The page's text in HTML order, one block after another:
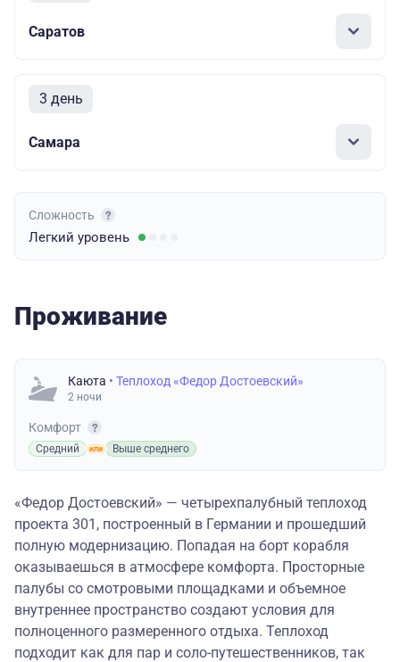
Саратов
3 день
Самара
Сложность
Легкий уровень
Проживание
Каюта • Теплоход «Федор Достоевский»
2 ночи
Комфорт
Средний Выше среднего
«Федор Достоевский» — четырехпалубный теплоход
проекта 301, построенный в Германии и прошедший
полную модернизацию. Попадая на борт корабля
оказываешься в атмосфере комфорта. Просторные
палубы со смотровыми площадками и объемное
внутреннее пространство создают условия для
полноценного размеренного отдыха. Теплоход
подходит как для пар и соло-путешественников, так